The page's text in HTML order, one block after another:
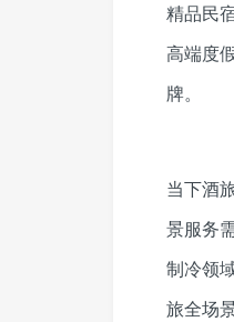
精品民
高端度
牌。
当下酒
景服务
制冷领
旅全场